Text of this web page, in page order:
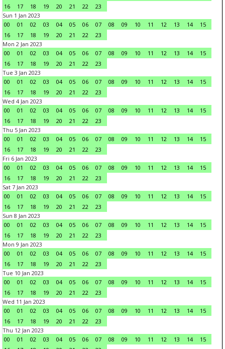
16
17 18 19 20 21 22
23
Sun 1 Jan 2023
00
01 02 03 04 05 06 07 08 09 10 11 12 13 14
15
16
17 18 19 20 21 22
23
Mon 2 Jan 2023
00
01 02 03 04 05 06 07 08 09 10 11 12 13 14
15
16
17 18 19 20 21 22
23
Tue 3 Jan 2023
00
01 02 03 04 05 06 07 08 09 10 11 12 13 14
15
16
17 18 19 20 21 22
23
Wed 4 Jan 2023
00
01 02 03 04 05 06 07 08 09 10 11 12 13 14
15
16
17 18 19 20 21 22
23
Thu 5 Jan 2023
00
01 02 03 04 05 06 07 08 09 10 11 12 13 14
15
16
17 18 19 20 21 22
23
Fri 6 Jan 2023
00
01 02 03 04 05 06 07 08 09 10 11 12 13 14
15
16
17 18 19 20 21 22
23
Sat 7 Jan 2023
00
01 02 03 04 05 06 07 08 09 10 11 12 13 14
15
16
17 18 19 20 21 22
23
Sun 8 Jan 2023
00
01 02 03 04 05 06 07 08 09 10 11 12 13 14
15
16
17 18 19 20 21 22
23
Mon 9 Jan 2023
00
01 02 03 04 05 06 07 08 09 10 11 12 13 14
15
16
17 18 19 20 21 22
23
Tue 10 Jan 2023
00
01 02 03 04 05 06 07 08 09 10 11 12 13 14
15
16
17 18 19 20 21 22
23
Wed 11 Jan 2023
00
01 02 03 04 05 06 07 08 09 10 11 12 13 14
15
16
17 18 19 20 21 22
23
Thu 12 Jan 2023
00
01 02 03 04 05 06 07 08 09 10 11 12 13 14
15